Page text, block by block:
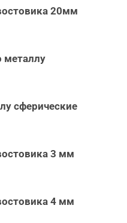
20мм
металлу
сферические
3 мм
4 мм